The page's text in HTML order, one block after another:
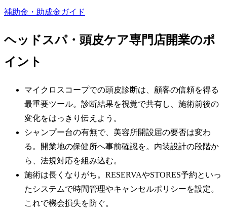
補助金・助成金ガイド
ヘッドスパ・頭皮ケア専門店開業のポ
イント
マイクロスコープでの頭皮診断は、顧客の信頼を得る
最重要ツール。診断結果を視覚で共有し、施術前後の
変化をはっきり伝えよう。
シャンプー台の有無で、美容所開設届の要否は変わ
る。開業地の保健所へ事前確認を。内装設計の段階か
ら、法規対応を組み込む。
施術は長くなりがち。RESERVAやSTORES予約といっ
たシステムで時間管理やキャンセルポリシーを設定。
これで機会損失を防ぐ。